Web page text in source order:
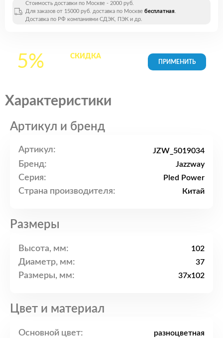
Стоимость доставки по Москве - 2000 руб.
Для заказов от 15000 руб. доставка по Москве бесплатная.
Доставка по РФ компаниями СДЭК, ПЭК и др.
5% СКИДКАна все
Характеристики
Артикул и бренд
Артикул: JZW_5019034
Бренд: Jazzway
Серия: Pled Power
Страна производителя: Китай
Размеры
Высота, мм: 102
Диаметр, мм: 37
Размеры, мм: 37x102
Цвет и материал
Основной цвет: разноцветная